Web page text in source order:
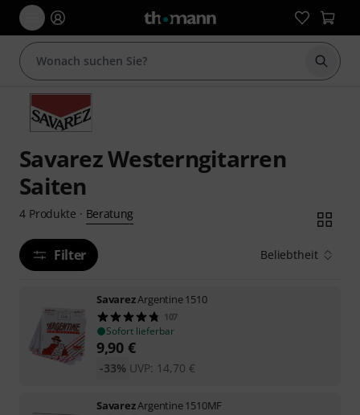
Suche
Savarez Westerngitarren
Saiten
4 Produkte · Beratung
Filter Beliebtheit
SavarezArgentine 1510
107
Sofort lieferbar
9,90 €
UVP: 14,70 €
-33%
SavarezArgentine 1510MF